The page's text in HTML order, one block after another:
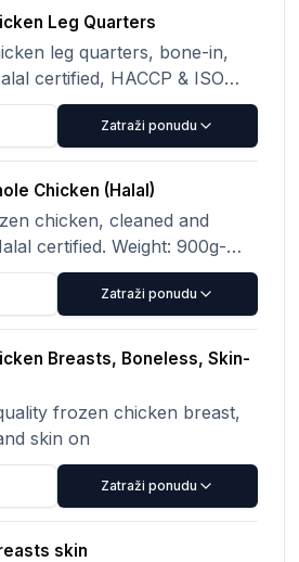
Leg Quarters
leg quarters, bone-in,
certified, HACCP & ISO
China. Storage: -18°C.
10kg cartons.Zatraži ponudu
Chicken (Halal)
chicken, cleaned and
certified. Weight: 900g-
Origin: China. Storage:
Zatraži ponudu
Breasts, Boneless, Skin-
frozen chicken breast,
skin on
Zatraži ponudu
skin